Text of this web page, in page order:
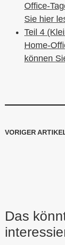
Office-
Sie hier
Teil 4
Home-
können
VORIGER
Das